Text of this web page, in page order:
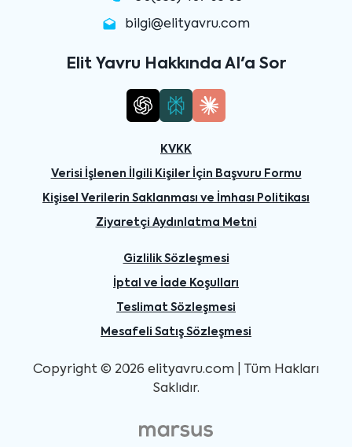
bilgi@elityavru.com
Elit Yavru Hakkında AI'a Sor
KVKK
Verisi İşlenen İlgili Kişiler İçin Başvuru Formu
Kişisel Verilerin Saklanması ve İmhası Politikası
Ziyaretçi Aydınlatma Metni
Gizlilik Sözleşmesi
İptal ve İade Koşulları
Teslimat Sözleşmesi
Mesafeli Satış Sözleşmesi
Copyright © 2026 elityavru.com | Tüm Hakları
Saklıdır.